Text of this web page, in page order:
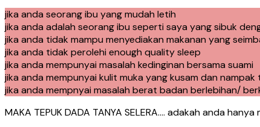
jika anda seorang ibu yang mudah letih
jika anda adalah seorang ibu seperti saya yang sibuk
jika anda tidak mampu menyediakan makanan yang
jika anda tidak perolehi enough quality sleep
jika anda mempunyai masalah kedinginan bersama suami
jika anda mempunyai kulit muka yang kusam dan
jika anda mempnyai masalah berat badan berlebihan/
MAKA TEPUK DADA TANYA SELERA…. adakah anda